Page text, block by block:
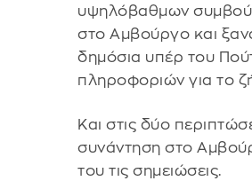
υψηλόβαθμων
στο Αμβούργο και
δημόσια υπέρ του
πληροφοριών για το
Και στις δύο
συνάντηση στο
του τις σημειώσεις.